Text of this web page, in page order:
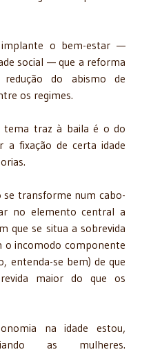
o bem-estar —
social — que a reforma
do abismo de
os regimes.
tema traz à baila é o do
fixação de certa idade
se transforme num cabo-
no elemento central a
que se situa a sobrevida
o incomodo componente
entenda-se bem) de que
maior do que os
na idade estou,
as mulheres.